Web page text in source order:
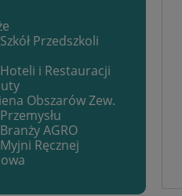
Przedszkoli
i Restauracji
Obszarów Zew.
AGRO
Ręcznej